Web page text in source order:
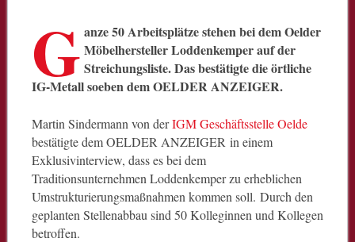
G anze 50 Arbeitsplätze stehen bei dem Oelder
Möbelhersteller Loddenkemper auf der
Streichungsliste. Das bestätigte die örtliche
IG-Metall soeben dem OELDER ANZEIGER.
Martin Sindermann von derIGM Geschäftsstelle Oelde
bestätigte dem OELDER ANZEIGER in einem
Exklusivinterview, dass es bei dem
Traditionsunternehmen Loddenkemper zu erheblichen
Umstrukturierungsmaßnahmen kommen soll. Durch den
geplanten Stellenabbau sind 50 Kolleginnen und Kollegen
betroffen.